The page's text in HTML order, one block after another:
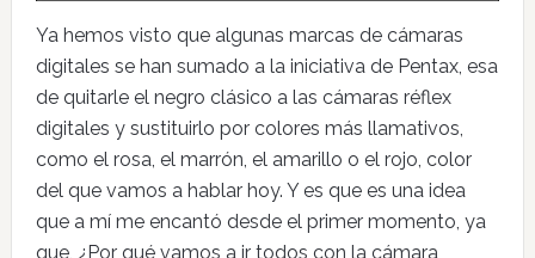
Ya hemos visto que algunas marcas de cámaras
digitales se han sumado a la iniciativa de Pentax, esa
de quitarle el negro clásico a las cámaras réflex
digitales y sustituirlo por colores más llamativos,
como el rosa, el marrón, el amarillo o el rojo, color
del que vamos a hablar hoy. Y es que es una idea
que a mí me encantó desde el primer momento, ya
que, ¿Por qué vamos a ir todos con la cámara